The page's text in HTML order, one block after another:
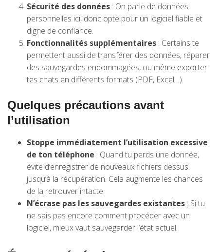
Sécurité des données : On parle de données
personnelles ici, donc opte pour un logiciel fiable et
digne de confiance.
Fonctionnalités supplémentaires : Certains te
permettent aussi de transférer des données, réparer
des sauvegardes endommagées, ou même exporter
tes chats en différents formats (PDF, Excel…).
Quelques précautions avant
l’utilisation
Stoppe immédiatement l’utilisation excessive
de ton téléphone : Quand tu perds une donnée,
évite d’enregistrer de nouveaux fichiers dessus
jusqu’à la récupération. Cela augmente les chances
de la retrouver intacte.
N’écrase pas les sauvegardes existantes : Si tu
ne sais pas encore comment procéder avec un
logiciel, mieux vaut sauvegarder l’état actuel.